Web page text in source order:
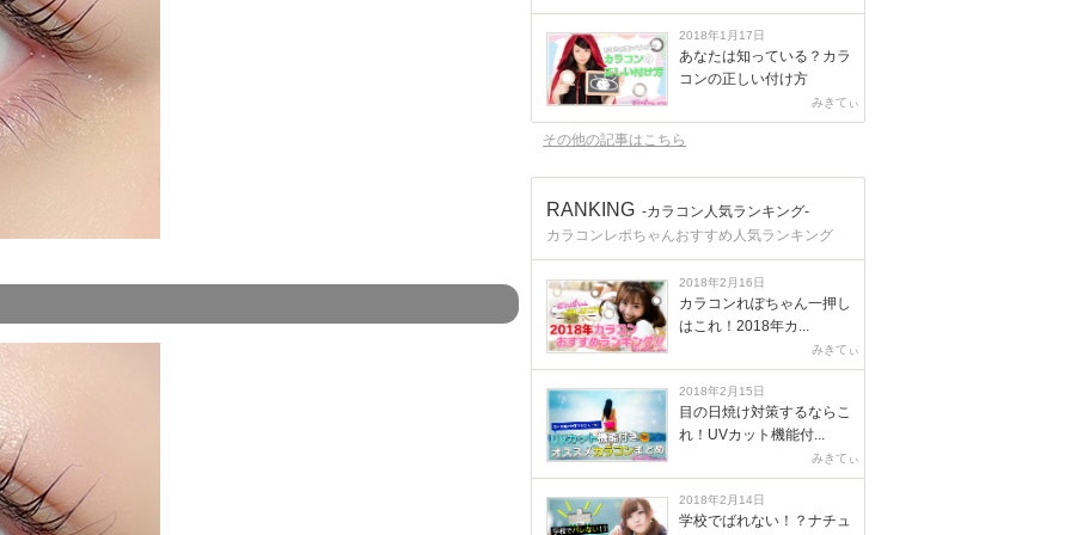
2018年1月17日
あなたは知っている？カラ
コンの正しい付け方
みきてぃ
その他の記事はこちら
RANKING -カラコン人気ランキング-
カラコンレポちゃんおすすめ人気ランキング
2018年2月16日
カラコンれぽちゃん一押し
はこれ！2018年カ...
みきてぃ
2018年2月15日
目の日焼け対策するならこ
れ！UVカット機能付...
みきてぃ
2018年2月14日
学校でばれない！？ナチュ